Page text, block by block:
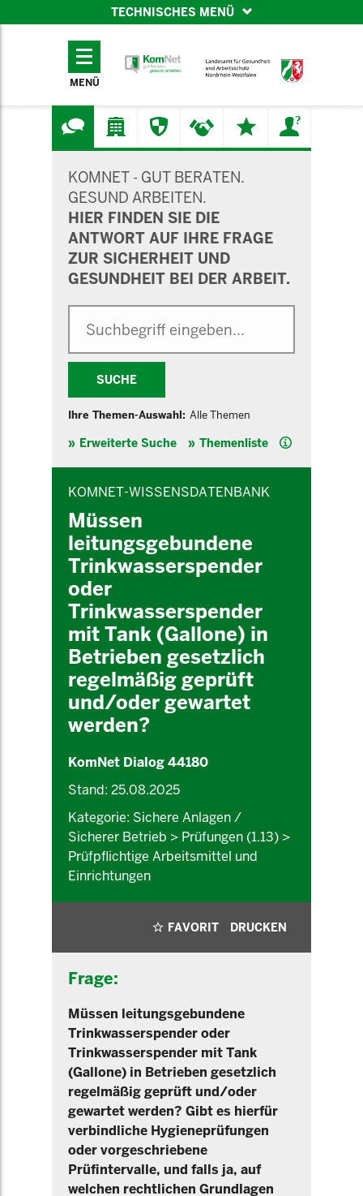
TECHNISCHES MENÜ
TECHNISCHES
MENÜ
KOMNET - GUT BERATEN.
GESUND ARBEITEN.
HIER FINDEN SIE DIE
ANTWORT AUF IHRE FRAGE
ZUR SICHERHEIT UND
GESUNDHEIT BEI DER ARBEIT.
SUCHE
Ihre Themen-Auswahl: Alle Themen
Erweiterte Suche Themenliste Hilfe
KOMNET-WISSENSDATENBANK
Müssen
leitungsgebundene
Trinkwasserspender
oder
Trinkwasserspender
mit Tank (Gallone) in
Betrieben gesetzlich
regelmäßig geprüft
und/oder gewartet
werden?
KomNet Dialog 44180
Stand: 25.08.2025
Kategorie: Sichere Anlagen /
Sicherer Betrieb > Prüfungen (1.13) >
Prüfpflichtige Arbeitsmittel und
Einrichtungen
FAVORIT DRUCKEN
Frage:
Müssen leitungsgebundene
Trinkwasserspender oder
Trinkwasserspender mit Tank
(Gallone) in Betrieben gesetzlich
regelmäßig geprüft und/oder
gewartet werden? Gibt es hierfür
verbindliche Hygieneprüfungen
oder vorgeschriebene
Prüfintervalle, und falls ja, auf
welchen rechtlichen Grundlagen